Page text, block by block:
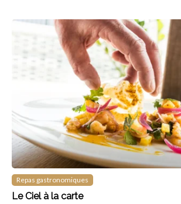
Repas gastronomiques
Le Ciel à la carte